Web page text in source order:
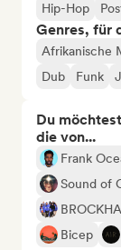
Hip-Hop
Genres, für
Afrikanische
Dub
Funk
Du
die von...
Frank
Sound of
Bicep